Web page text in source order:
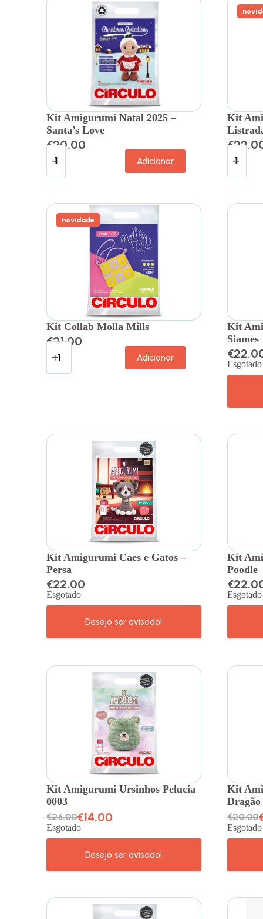
Kit Amigurumi Natal 2025 –
Santa’s Love
€20.00
Adicionar
Kit
€
novidade
Kit Collab Molla Mills
€21.00
Adicionar
Kit
Siames
€
Esgotado
Kit Amigurumi Caes e Gatos –
Persa
€22.00
Esgotado
Kit
Poodle
€
Esgotado
Kit Amigurumi Ursinhos Pelucia
0003
€26.00€14.00
Esgotado
Kit
Dragão
€20.00
Esgotado